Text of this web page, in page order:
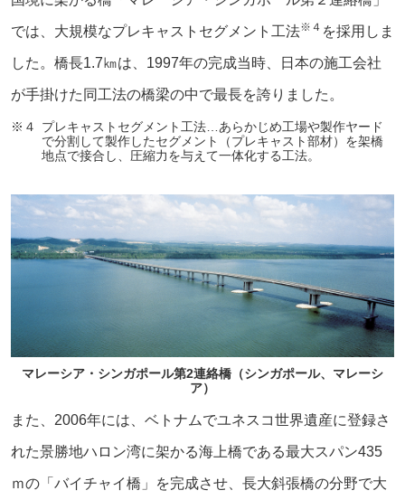
では、大規模なプレキャストセグメント工法※４ を採用しま
した。橋長1.7㎞は、1997年の完成当時、日本の施工会社
が手掛けた同工法の橋梁の中で最長を誇りました。
※４
プレキャストセグメント工法…あらかじめ工場や製作ヤード
で分割して製作したセグメント（プレキャスト部材）を架橋
地点で接合し、圧縮力を与えて一体化する工法。
マレーシア・シンガポール第2連絡橋（シンガポール、マレーシ
ア）
また、2006年には、ベトナムでユネスコ世界遺産に登録さ
れた景勝地ハロン湾に架かる海上橋である最大スパン435
ｍの「バイチャイ橋」を完成させ、長大斜張橋の分野で大